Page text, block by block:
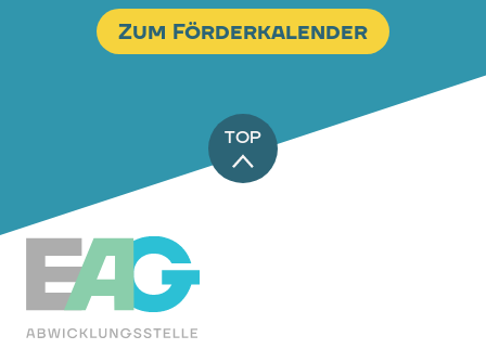
Zum Förderkalender
EAG-Förderabwicklungsstelle
TOP